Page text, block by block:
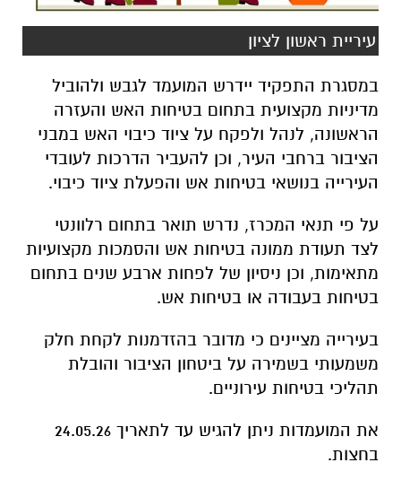
עיריית ראשון לציון
במסגרת התפקיד יידרש המועמד לגבש ולהוביל
מדיניות מקצועית בתחום בטיחות האש והעזרה
הראשונה, לנהל ולפקח על ציוד כיבוי האש במבני
הציבור ברחבי העיר, וכן להעביר הדרכות לעובדי
העירייה בנושאי בטיחות אש והפעלת ציוד כיבוי.
על פי תנאי המכרז, נדרש תואר בתחום רלוונטי
לצד תעודת ממונה בטיחות אש והסמכות מקצועיות
מתאימות, וכן ניסיון של לפחות ארבע שנים בתחום
בטיחות בעבודה או בטיחות אש.
בעירייה מציינים כי מדובר בהזדמנות לקחת חלק
משמעותי בשמירה על ביטחון הציבור והובלת
תהליכי בטיחות עירוניים.
את המועמדות ניתן להגיש עד לתאריך 24.05.26
בחצות.